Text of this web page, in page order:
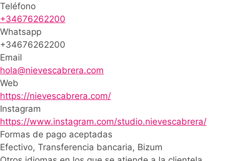
Teléfono
+34676262200
Whatsapp
+34676262200
Email
hola@nievescabrera.com
Web
https://nievescabrera.com/
Instagram
https://www.instagram.com/studio.nievescabrera/
Formas de pago aceptadas
Efectivo, Transferencia bancaria, Bizum